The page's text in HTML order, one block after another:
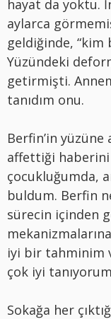
hayat da yoktu.
aylarca
geldiğinde, “kim
Yüzündeki
getirmişti.
tanıdım onu.
Berfin’in yüzüne
affettiği
çocukluğumda,
buldum. Berfin
sürecin içinden
iyi bir tahminim
çok iyi
Sokağa her